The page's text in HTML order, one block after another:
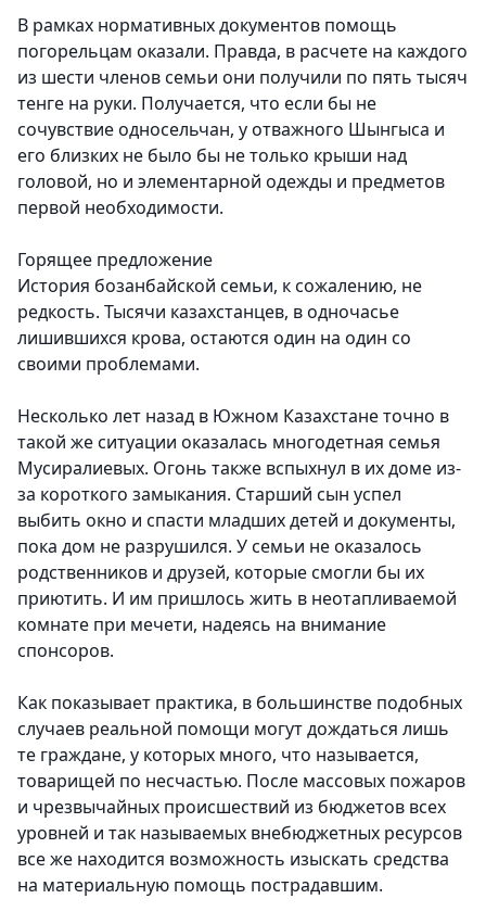
В рамках нормативных документов помощь
погорельцам оказали. Правда, в расчете на каждого
из шести членов семьи они получили по пять тысяч
тенге на руки. Получается, что если бы не
сочувствие односельчан, у отважного Шынгыса и
его близких не было бы не только крыши над
головой, но и элементарной одежды и предметов
первой необходимости.
Горящее предложение
История бозанбайской семьи, к сожалению, не
редкость. Тысячи казахстанцев, в одночасье
лишившихся крова, остаются один на один со
своими проблемами.
Несколько лет назад в Южном Казахстане точно в
такой же ситуации оказалась многодетная семья
Мусиралиевых. Огонь также вспыхнул в их доме из-
за короткого замыкания. Старший сын успел
выбить окно и спасти младших детей и документы,
пока дом не разрушился. У семьи не оказалось
родственников и друзей, которые смогли бы их
приютить. И им пришлось жить в неотапливаемой
комнате при мечети, надеясь на внимание
спонсоров.
Как показывает практика, в большинстве подобных
случаев реальной помощи могут дождаться лишь
те граждане, у которых много, что называется,
товарищей по несчастью. После массовых пожаров
и чрезвычайных происшествий из бюджетов всех
уровней и так называемых внебюджетных ресурсов
все же находится возможность изыскать средства
на материальную помощь пострадавшим.